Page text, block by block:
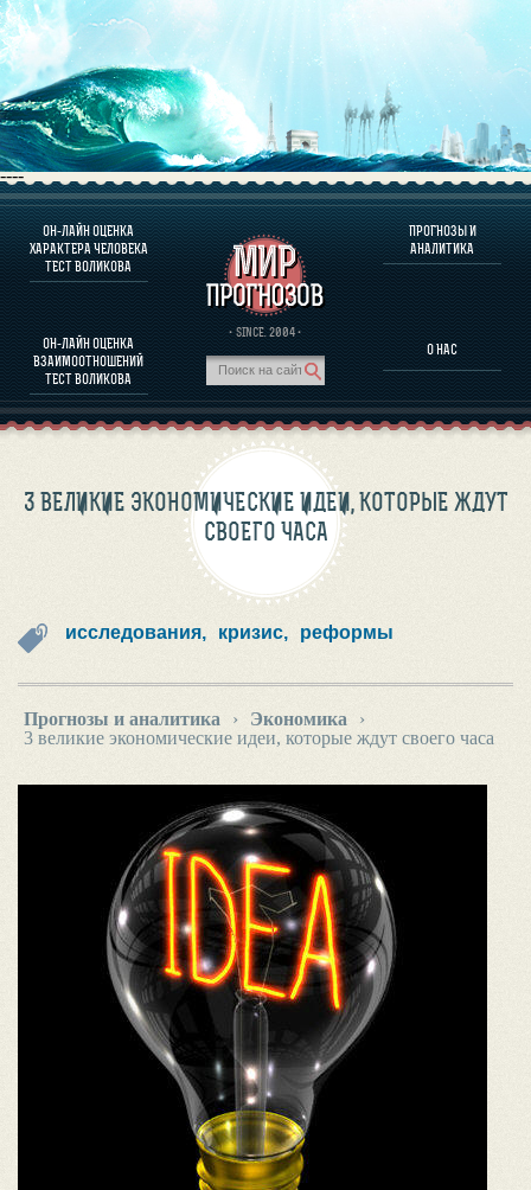
----
ОН-ЛАЙН ОЦЕНКА
ХАРАКТЕРА ЧЕЛОВЕКА
ТЕСТ ВОЛИКОВА
ОН-ЛАЙН ОЦЕНКА
ВЗАИМООТНОШЕНИЙ
ТЕСТ ВОЛИКОВА
· SINCE. 2004 ·
ПРОГНОЗЫ И
АНАЛИТИКА
О НАС
О ПРОГРАММЕ
ОЦЕНКА ХАРАКТЕРA ЧЕЛОВЕКА
ОЦЕНКА ХАРАКТЕРА ВЫДАЮЩИХСЯ ЛИЧНОСТЕЙ
О ПРОГРАММЕ
ПРОГНОЗЫ И АНАЛИТИКА
3 ВЕЛИКИЕ ЭКОНОМИЧЕСКИЕ ИДЕИ, КОТОРЫЕ ЖДУТ
СВОЕГО ЧАСА
исследования, кризис, реформы
Прогнозы и аналитика › Экономика
›
3 великие экономические идеи, которые ждут своего часа